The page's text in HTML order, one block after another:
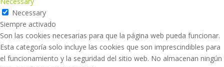
Necessary
Siempre activado
Son las cookies necesarias para que la página web pueda funcionar.
Esta categoría solo incluye las cookies que son imprescindibles para
el funcionamiento y la seguridad del sitio web. No almacenan ningún